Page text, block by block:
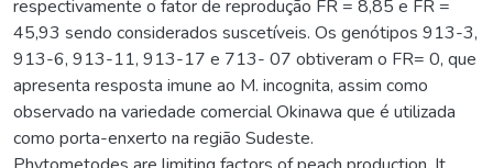
respectivamente o fator de reprodução FR = 8,85 e FR =
45,93 sendo considerados suscetíveis. Os genótipos 913-3,
913-6, 913-11, 913-17 e 713- 07 obtiveram o FR= 0, que
apresenta resposta imune ao M. incognita, assim como
observado na variedade comercial Okinawa que é utilizada
como porta-enxerto na região Sudeste.